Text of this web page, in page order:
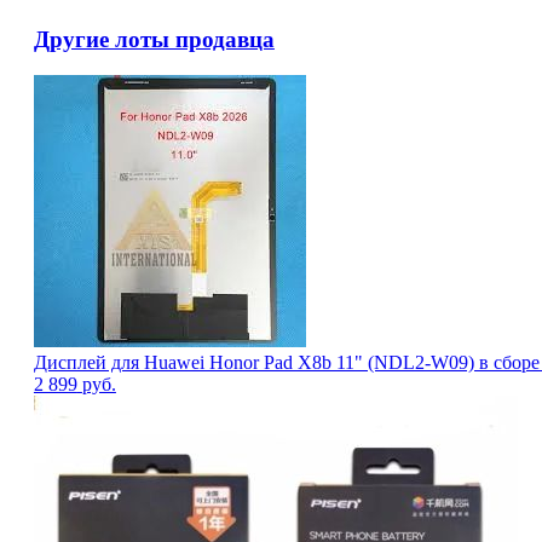
Другие лоты продавца
Дисплей для Huawei Honor Pad X8b 11" (NDL2-W09) в
2 899 руб.